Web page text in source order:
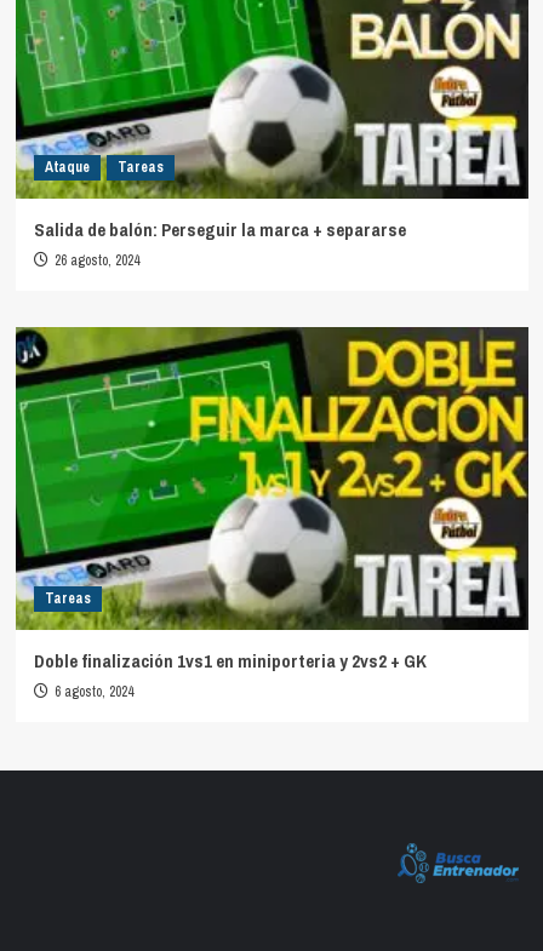
Ataque Tareas
Salida de balón: Perseguir la marca + separarse
26 agosto, 2024
Tareas
Doble finalización 1vs1 en miniporteria y 2vs2 + GK
6 agosto, 2024